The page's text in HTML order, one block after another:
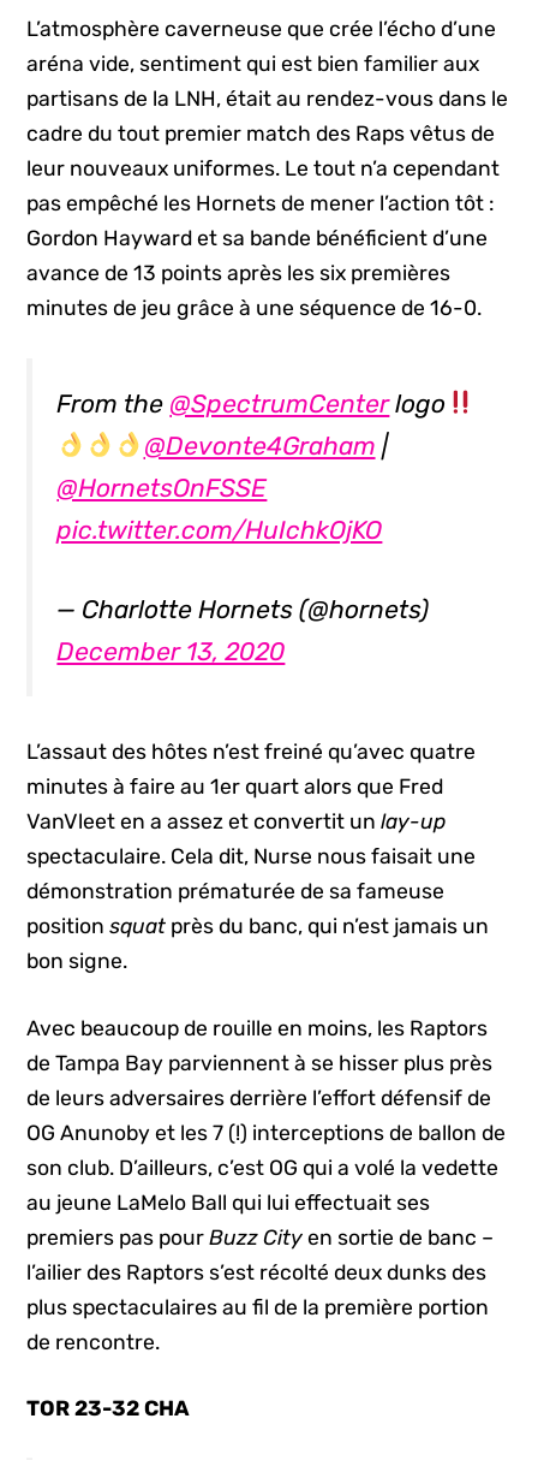
L’atmosphère caverneuse que crée l’écho d’une
aréna vide, sentiment qui est bien familier aux
partisans de la LNH, était au rendez-vous dans le
cadre du tout premier match des Raps vêtus de
leur nouveaux uniformes. Le tout n’a cependant
pas empêché les Hornets de mener l’action tôt :
Gordon Hayward et sa bande bénéficient d’une
avance de 13 points après les six premières
minutes de jeu grâce à une séquence de 16-0.
From the @SpectrumCenterlogo
@Devonte4Graham |
@HornetsOnFSSE
pic.twitter.com/HuIchkOjKO
— Charlotte Hornets (@hornets)
December 13, 2020
L’assaut des hôtes n’est freiné qu’avec quatre
minutes à faire au 1er quart alors que Fred
VanVleet en a assez et convertit unlay-up
spectaculaire. Cela dit, Nurse nous faisait une
démonstration prématurée de sa fameuse
positionsquat près du banc, qui n’est jamais un
bon signe.
Avec beaucoup de rouille en moins, les Raptors
de Tampa Bay parviennent à se hisser plus près
de leurs adversaires derrière l’effort défensif de
OG Anunoby et les 7 (!) interceptions de ballon de
son club. D’ailleurs, c’est OG qui a volé la vedette
au jeune LaMelo Ball qui lui effectuait ses
premiers pas pourBuzz City en sortie de banc –
l’ailier des Raptors s’est récolté deux dunks des
plus spectaculaires au fil de la première portion
de rencontre.
TOR 23-32 CHA